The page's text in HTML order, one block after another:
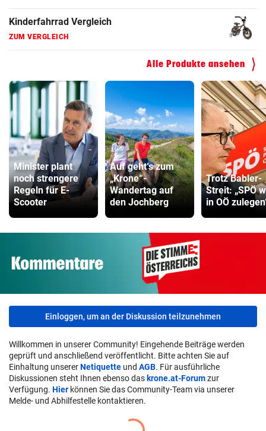
Kinderfahrrad Vergleich
ZUM VERGLEICH
Alle Produkte ansehen
Minister plant
noch strengere
Regeln für E-
Scooter
Auf geht‘s zum
„Krone“-
Wandertag auf
den Jochberg
Trotz Babler-
Streit: „SPÖ
in OÖ
Einloggen, um an der Diskussion teilzunehmen
Willkommen in unserer Community! Eingehende Beiträge werden
geprüft und anschließend veröffentlicht. Bitte achten Sie auf
Einhaltung unsererNetiquette und AGB. Für ausführliche
Diskussionen steht Ihnen ebenso das krone.at-Forumzur
Verfügung. Hier können Sie das Community-Team via unserer
Melde- und Abhilfestelle kontaktieren.